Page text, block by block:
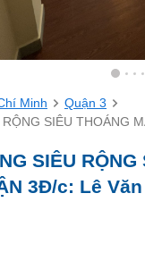
Minh
Quận 3
SIÊU THOÁNG
SIÊU
3Đ/c: Lê